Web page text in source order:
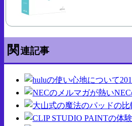
関 連記事